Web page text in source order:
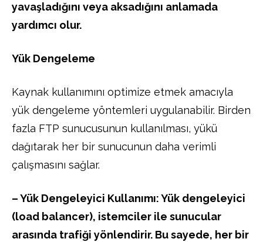
yavaşladığını veya aksadığını anlamada
yardımcı olur.
Yük Dengeleme
Kaynak kullanımını optimize etmek amacıyla
yük dengeleme yöntemleri uygulanabilir. Birden
fazla FTP sunucusunun kullanılması, yükü
dağıtarak her bir sunucunun daha verimli
çalışmasını sağlar.
– Yük Dengeleyici Kullanımı: Yük dengeleyici
(load balancer), istemciler ile sunucular
arasında trafiği yönlendirir. Bu sayede, her bir